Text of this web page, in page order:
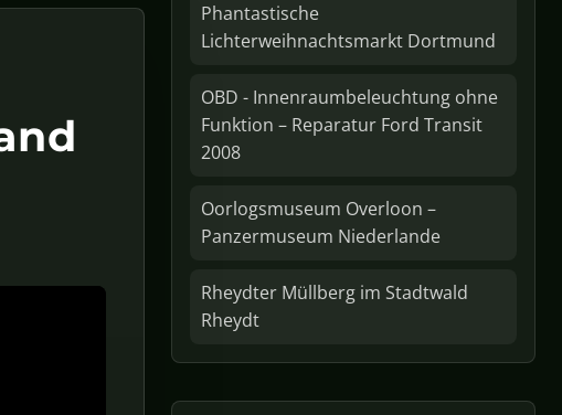
Phantastische
Lichterweihnachtsmarkt Dortmund
OBD - Innenraumbeleuchtung ohne
Funktion – Reparatur Ford Transit
2008
Oorlogsmuseum Overloon –
Panzermuseum Niederlande
Rheydter Müllberg im Stadtwald
Rheydt